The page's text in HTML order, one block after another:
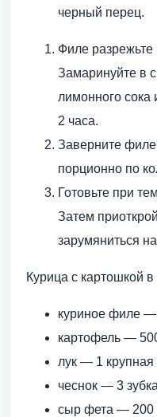
черный перец.
Филе разрежьте
Замаринуйте в
лимонного сока
2 часа.
Заверните филе
порционно по
Готовьте при
Затем
зарумяниться
Курица с картошкой
куриное филе —
картофель —
лук — 1 крупная
чеснок — 3
сыр фета — 200